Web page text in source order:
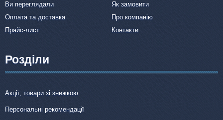
Ви переглядали
Як замовити
Оплата та доставка
Про компанію
Прайс-лист
Контакти
Розділи
Акції, товари зі знижкою
Персональні рекомендації